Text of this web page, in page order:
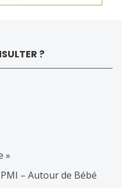
?
»
– Autour de Bébé